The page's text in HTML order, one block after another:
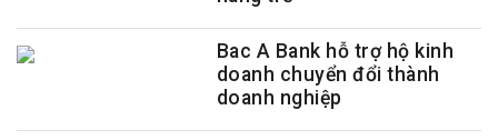
Bac A Bank hỗ trợ hộ kinh
doanh chuyển đổi thành
doanh nghiệp